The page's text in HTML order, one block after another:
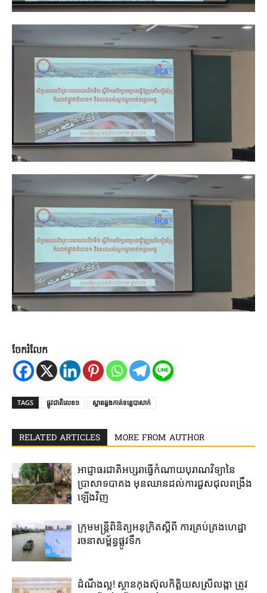
ចែករំលែក
TAGS ផ្លូវជាតិលេខ១ ស្ពាន​​ឆ្លងកាត់​ទន្លេ​បាសាក់
RELATED ARTICLES MORE FROM AUTHOR
អាជ្ញាធរជាតិអប្សរា​ធ្វើ​កំណាយ​បុរាណ​វិទ្យា​នៃ​
ប្រាសាទបាគង​ មុនឈាន​ដល់​ការ​ជួសជុល​ពង្រឹង​
ឡើងវិញ​
ក្រុមមន្រ្តីពិនិត្យអនុក្រិតស្តីពី ការគ្រប់គ្រងហេដ្ឋា
រចនាសម្ព័ន្ធផ្លូវទឹក
ដំណឹងល្អ! ស្ថាន​កុងស៊ុល​កិត្តិយស​ស្រីលង្កា​ ត្រូវ​